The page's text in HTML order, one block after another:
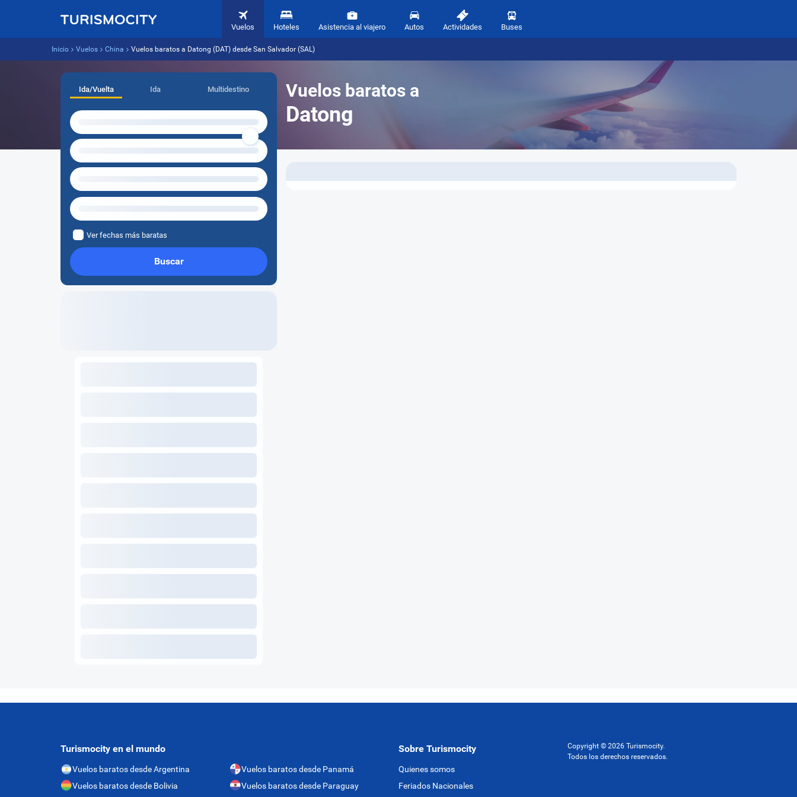
Vuelos Hoteles Asistencia al viajero Autos Actividades Buses
Inicio Vuelos China Vuelos baratos a Datong (DAT) desde San Salvador (SAL)
Vuelos baratos a
Datong
Ida/Vuelta Ida Multidestino
Ver fechas más baratas
Buscar
Turismocity en el mundo
Vuelos baratos desde Argentina
Vuelos baratos desde Bolivia
Vuelos baratos desde Panamá
Vuelos baratos desde Paraguay
Sobre Turismocity
Quienes somos
Feriados Nacionales
Copyright © 2026 Turismocity.
Todos los derechos reservados.